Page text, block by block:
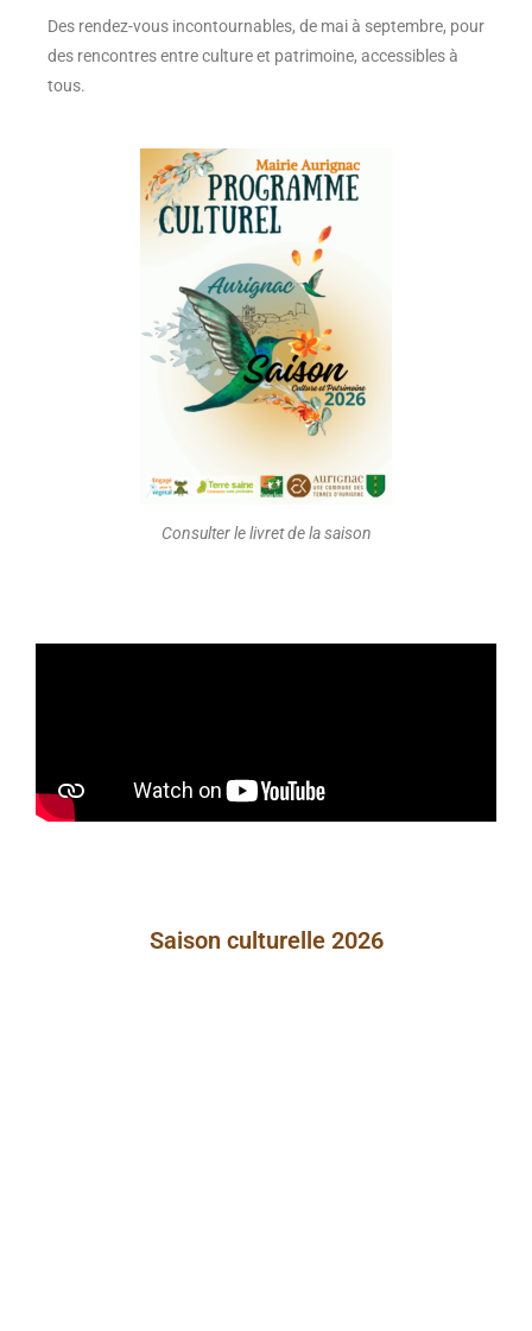
Des rendez-vous incontournables, de mai à septembre, pour
des rencontres entre culture et patrimoine, accessibles à
tous.
Consulter le livret de la saison
Saison culturelle 2026